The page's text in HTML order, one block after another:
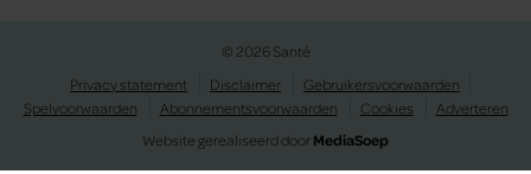
© 2026 Santé
Privacy statement
Disclaimer
Gebruikersvoorwaarden
Spelvoorwaarden
Abonnementsvoorwaarden Cookies
Adverteren
Website gerealiseerd doorMediaSoep